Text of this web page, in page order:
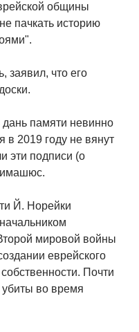
общины
пачкать историю
заявил, что его
памяти невинно
2019 году не вянут
эти подписи (о
Й. Норейки
мировой войны
еврейского
Почти
во время